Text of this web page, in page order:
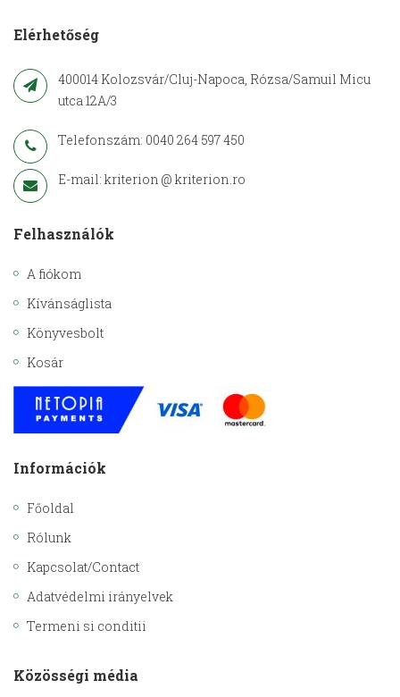
Elérhetőség
400014 Kolozsvár/Cluj-Napoca, Rózsa/Samuil Micu
utca 12A/3
Telefonszám: 0040 264 597 450
E-mail: kriterion @ kriterion.ro
Felhasználók
A fiókom
Kívánságlista
Könyvesbolt
Kosár
Információk
Főoldal
Rólunk
Kapcsolat/Contact
Adatvédelmi irányelvek
Termeni si conditii
Közösségi média